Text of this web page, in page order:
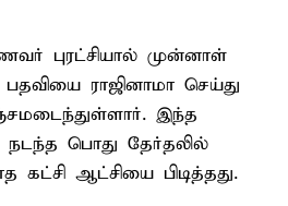
புரட்சியால் முன்னாள்
ராஜினாமா செய்து
இந்த
நடந்த பொது தேர்தலில்
கட்சி ஆட்சியை பிடித்தது.